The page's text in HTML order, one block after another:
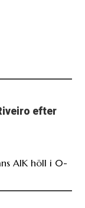
efter
AIK höll i 0-